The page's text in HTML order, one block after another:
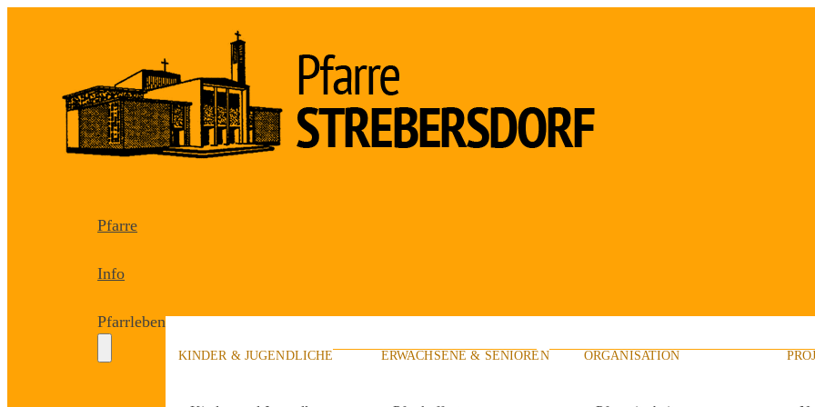
Pfarre
Info
Pfarrleben
KINDER & JUGENDLICHE ERWACHSENE & SENIOREN ORGANISATION